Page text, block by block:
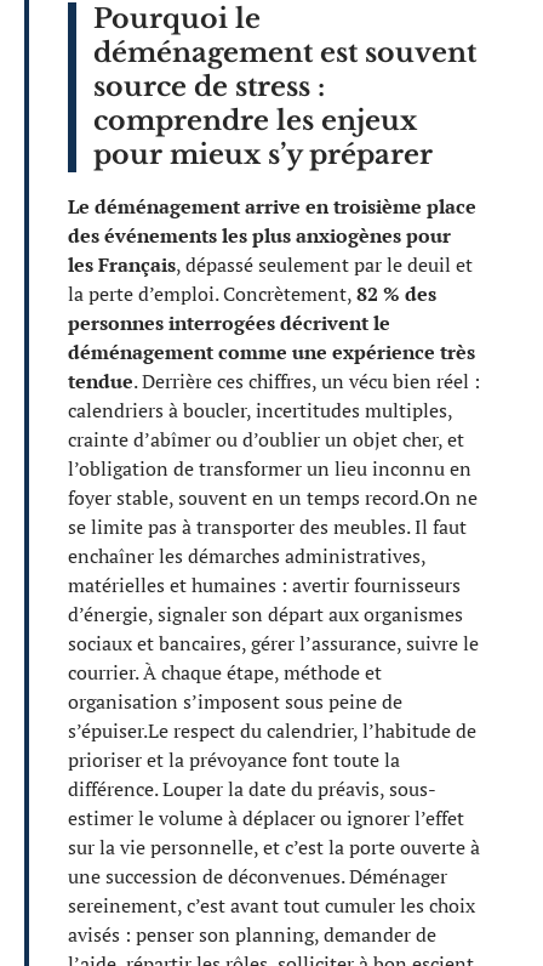
Pourquoi le
déménagement est souvent
source de stress :
comprendre les enjeux
pour mieux s’y préparer
Le déménagement arrive en troisième place
des événements les plus anxiogènes pour
les Français, dépassé seulement par le deuil et
la perte d’emploi. Concrètement,82 % des
personnes interrogées décrivent le
déménagement comme une expérience très
tendue. Derrière ces chiffres, un vécu bien réel :
calendriers à boucler, incertitudes multiples,
crainte d’abîmer ou d’oublier un objet cher, et
l’obligation de transformer un lieu inconnu en
foyer stable, souvent en un temps record.On ne
se limite pas à transporter des meubles. Il faut
enchaîner les démarches administratives,
matérielles et humaines : avertir fournisseurs
d’énergie, signaler son départ aux organismes
sociaux et bancaires, gérer l’assurance, suivre le
courrier. À chaque étape, méthode et
organisation s’imposent sous peine de
s’épuiser.Le respect du calendrier, l’habitude de
prioriser et la prévoyance font toute la
différence. Louper la date du préavis, sous-
estimer le volume à déplacer ou ignorer l’effet
sur la vie personnelle, et c’est la porte ouverte à
une succession de déconvenues. Déménager
sereinement, c’est avant tout cumuler les choix
avisés : penser son planning, demander de